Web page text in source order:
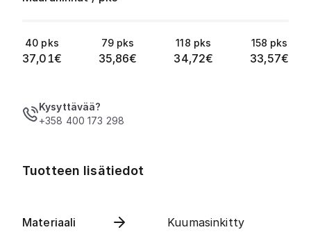
40 pks
37,01€
79 pks
35,86€
118 pks
34,72€
158 pks
33,57€
Kysyttävää?
+358 400 173 298
Tuotteen lisätiedot
Materiaali
Kuumasinkitty